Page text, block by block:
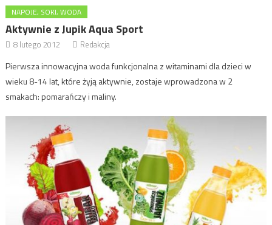
NAPOJE, SOKI, WODA
Aktywnie z Jupik Aqua Sport
8 lutego 2012 Redakcja
Pierwsza innowacyjna woda funkcjonalna z witaminami dla dzieci w
wieku 8-14 lat, które żyją aktywnie, zostaje wprowadzona w 2
smakach: pomarańczy i maliny.